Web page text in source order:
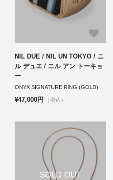
NIL DUE / NIL UN TOKYO / ニ
ル デュエ / ニル アン トーキョ
ー
ONYX SIGNATURE RING (GOLD)
¥47,000円 （税込）
SOLD OUT